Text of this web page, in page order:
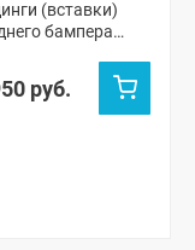
(вставки)
бампера
Веста Спорт (4
руб.